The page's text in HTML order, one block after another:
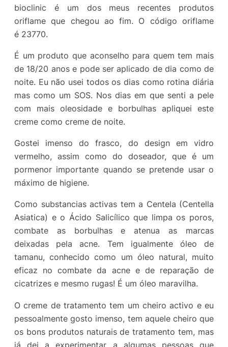
bioclinic é um dos meus recentes produtos
oriflame que chegou ao fim. O código oriflame
é 23770.
É um produto que aconselho para quem tem mais
de 18/20 anos e pode ser aplicado de dia como de
noite. Eu não usei todos os dias como rotina diária
mas como um SOS. Nos dias em que senti a pele
com mais oleosidade e borbulhas apliquei este
creme como creme de noite.
Gostei imenso do frasco, do design em vidro
vermelho, assim como do doseador, que é um
pormenor importante quando se pretende usar o
máximo de higiene.
Como substancias activas tem a Centela (Centella
Asiatica) e o Ácido Salicílico que limpa os poros,
combate as borbulhas e atenua as marcas
deixadas pela acne. Tem igualmente óleo de
tamanu, conhecido como um óleo natural, muito
eficaz no combate da acne e de reparação de
cicatrizes e mesmo rugas! É um óleo maravilha.
O creme de tratamento tem um cheiro activo e eu
pessoalmente gosto imenso, tem aquele cheiro que
os bons produtos naturais de tratamento tem, mas
já dei a experimentar a algumas pessoas que